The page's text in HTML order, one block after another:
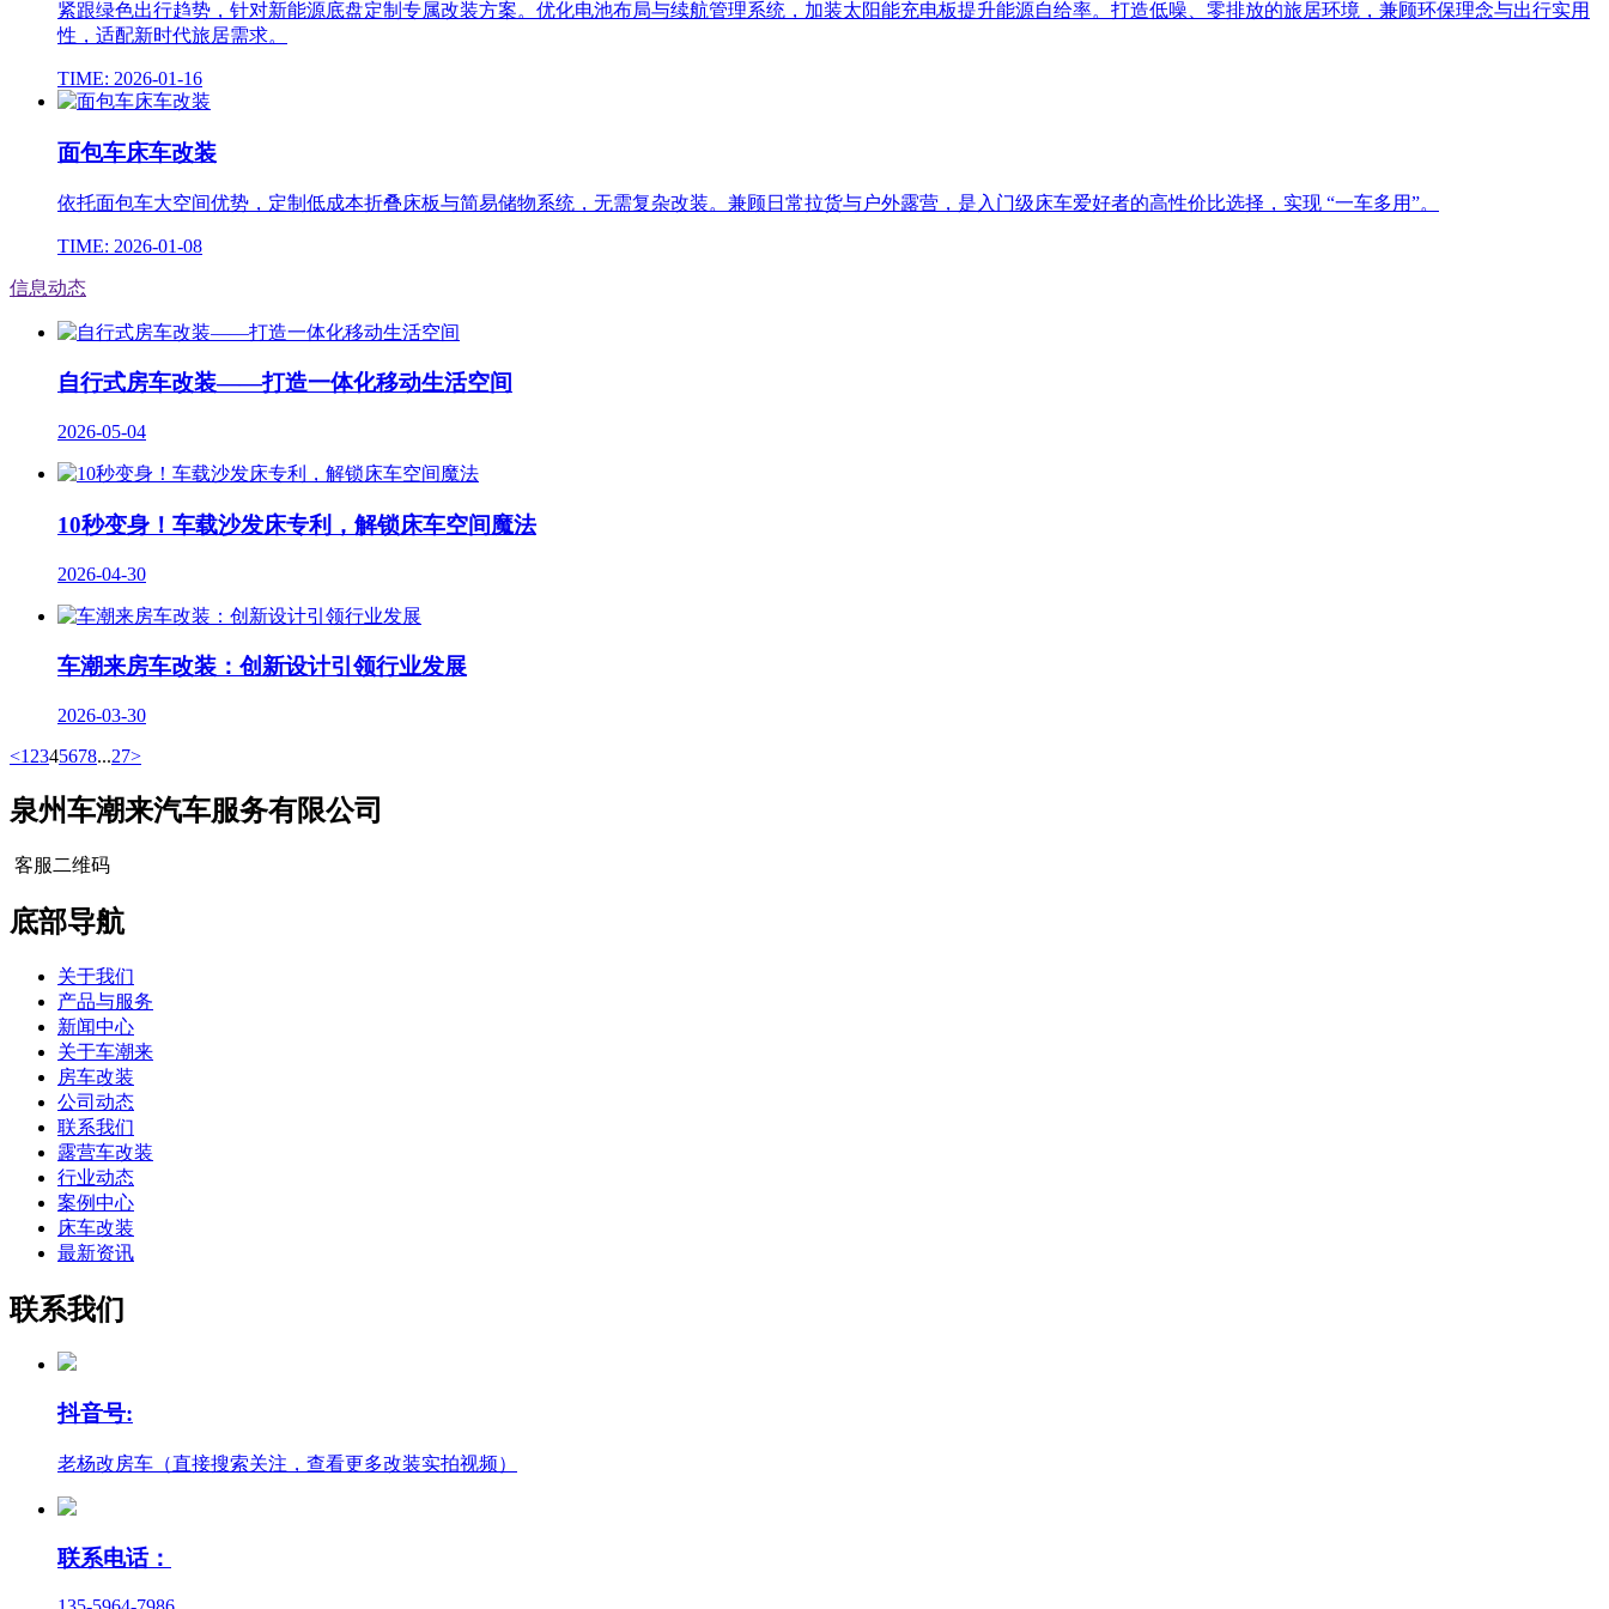
紧跟绿色出行趋势，针对新能源底盘定制专属改装方案。优化电池布局与续航管理系统，加装太阳能充电板提升能源自给率。打造低噪、零排放的旅居环境，兼顾环保理念与出行实用
性，适配新时代旅居需求。
TIME: 2026-01-16
面包车床车改装
依托面包车大空间优势，定制低成本折叠床板与简易储物系统，无需复杂改装。兼顾日常拉货与户外露营，是入门级床车爱好者的高性价比选择，实现 “一车多用”。
TIME: 2026-01-08
信息动态
自行式房车改装——打造一体化移动生活空间
2026-05-04
10秒变身！车载沙发床专利，解锁床车空间魔法
2026-04-30
车潮来房车改装：创新设计引领行业发展
2026-03-30
<1 2345678...27>
泉州车潮来汽车服务有限公司
客服二维码
底部导航
关于我们
产品与服务
新闻中心
关于车潮来
房车改装
公司动态
联系我们
露营车改装
行业动态
案例中心
床车改装
最新资讯
联系我们
抖音号:
老杨改房车（直接搜索关注，查看更多改装实拍视频）
联系电话：